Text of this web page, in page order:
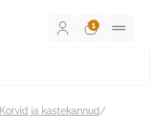
Korvid ja kastekannud/